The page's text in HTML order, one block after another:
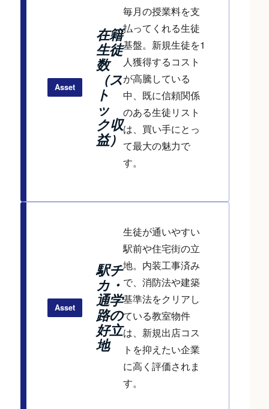
Asset
在籍
生徒
数
（ス
ト
ッ
ク収
益）
毎月の授業料を支
払ってくれる生徒
基盤。新規生徒を1
人獲得するコスト
が高騰している
中、既に信頼関係
のある生徒リスト
は、買い手にとっ
て最大の魅力で
す。
Asset
駅チ
カ・
通学
路の
好立
地
生徒が通いやすい
駅前や住宅街の立
地。内装工事済み
で、消防法や建築
基準法をクリアし
ている教室物件
は、新規出店コス
トを抑えたい企業
に高く評価されま
す。